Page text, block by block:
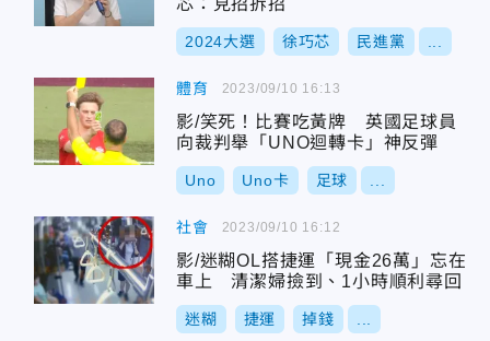
芯：見招拆招
2024大選 徐巧芯 民進黨
體育
影/笑死！比賽吃黃牌 英國足球員
向裁判舉「UNO迴轉卡」神反彈
Uno Uno卡 足球
2023/09/10 16:13
社會
影/迷糊OL搭捷運「現金26萬」忘在
車上 清潔婦撿到、1小時順利尋回
迷糊 捷運 掉錢
2023/09/10 16:12